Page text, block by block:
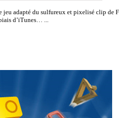
jeu adapté du sulfureux et pixelisé clip
d’iTunes… ...